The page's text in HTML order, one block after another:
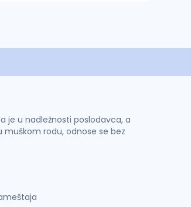
je u nadležnosti poslodavca, a
rodu, odnose se bez